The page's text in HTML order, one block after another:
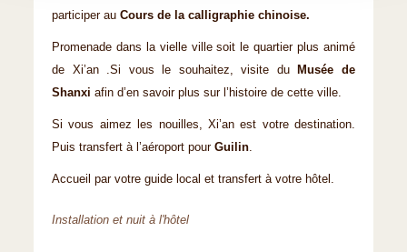
participer au Cours de la calligraphie chinoise.
Promenade dans la vielle ville soit le quartier plus animé
de Xi’an .Si vous le souhaitez, visite du
Musée de
Shanxi afin d’en savoir plus sur l’histoire de cette ville.
Si vous aimez les nouilles, Xi’an est votre destination.
Puis transfert à l’aéroport pour Guilin.
Accueil par votre guide local et transfert à votre hôtel.
Installation et nuit à l'hôtel